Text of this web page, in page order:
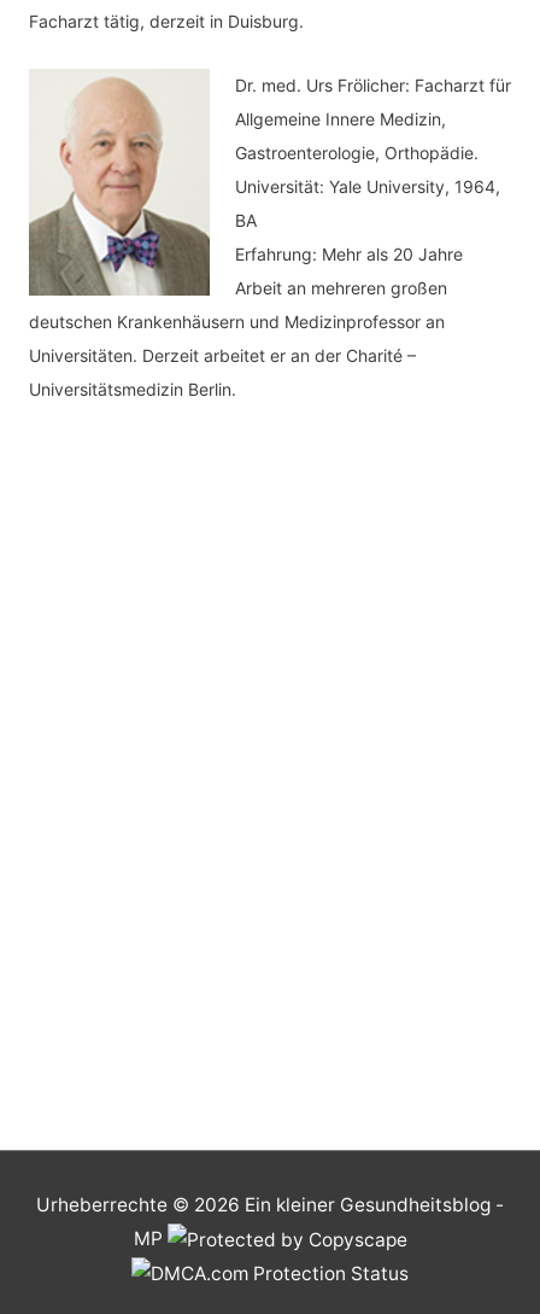
Facharzt tätig, derzeit in Duisburg.
Dr. med. Urs Frölicher: Facharzt für
Allgemeine Innere Medizin,
Gastroenterologie, Orthopädie.
Universität: Yale University, 1964,
BA
Erfahrung: Mehr als 20 Jahre
Arbeit an mehreren großen
deutschen Krankenhäusern und Medizinprofessor an
Universitäten. Derzeit arbeitet er an der Charité –
Universitätsmedizin Berlin.
Urheberrechte © 2026 Ein kleiner Gesundheitsblog -
MP